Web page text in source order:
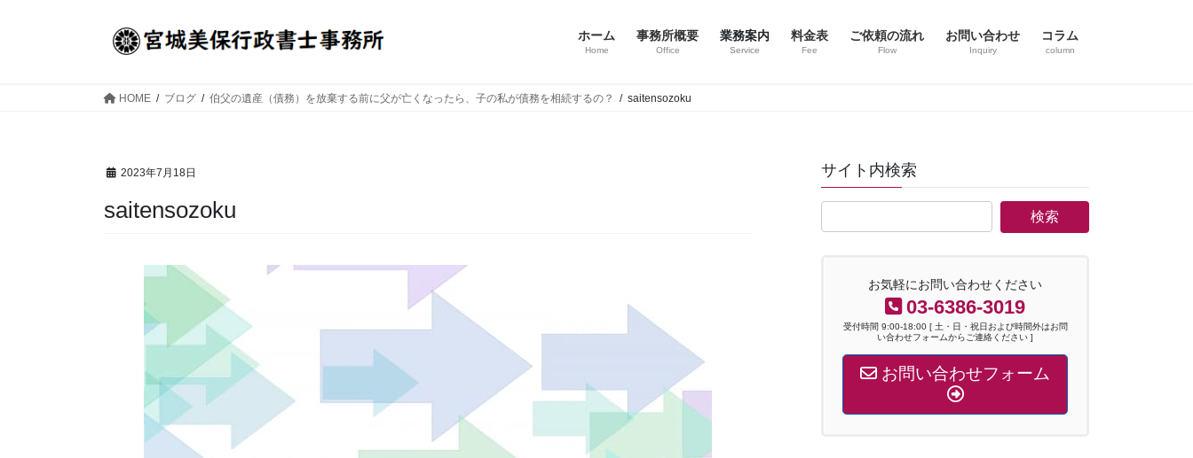
ホーム
Home
事務所概要
Office
業務案内
Service
料金表
Fee
ご依頼の流れ
Flow
お問い合わせ
Inquiry
コラム
column
HOME ブログ 伯父の遺産（債務）を放棄する前に父が亡くなったら、子の私が債務を相続するの？ saitensozoku
2023年7月18日
saitensozoku
サイト内検索
お気軽にお問い合わせください
03-6386-3019
受付時間 9:00-18:00 [ 土・日・祝日および時間外はお問
い合わせフォームからご連絡ください ]
お問い合わせフォーム